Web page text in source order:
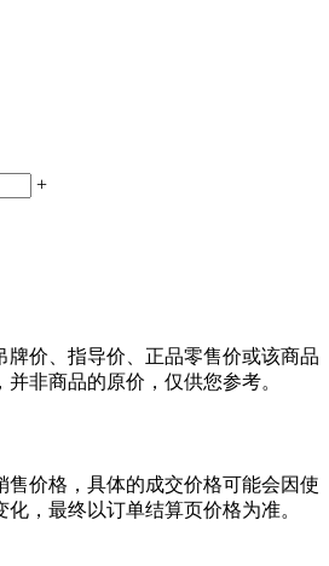
+
牌价、指导价、正品零售价或该商品
非商品的原价，仅供您参考。
售价格，具体的成交价格可能会因使
，最终以订单结算页价格为准。